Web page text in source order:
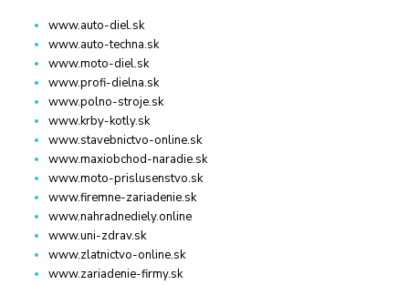
www.auto-diel.sk
www.auto-techna.sk
www.moto-diel.sk
www.profi-dielna.sk
www.polno-stroje.sk
www.krby-kotly.sk
www.stavebnictvo-online.sk
www.maxiobchod-naradie.sk
www.moto-prislusenstvo.sk
www.firemne-zariadenie.sk
www.nahradnediely.online
www.uni-zdrav.sk
www.zlatnictvo-online.sk
www.zariadenie-firmy.sk